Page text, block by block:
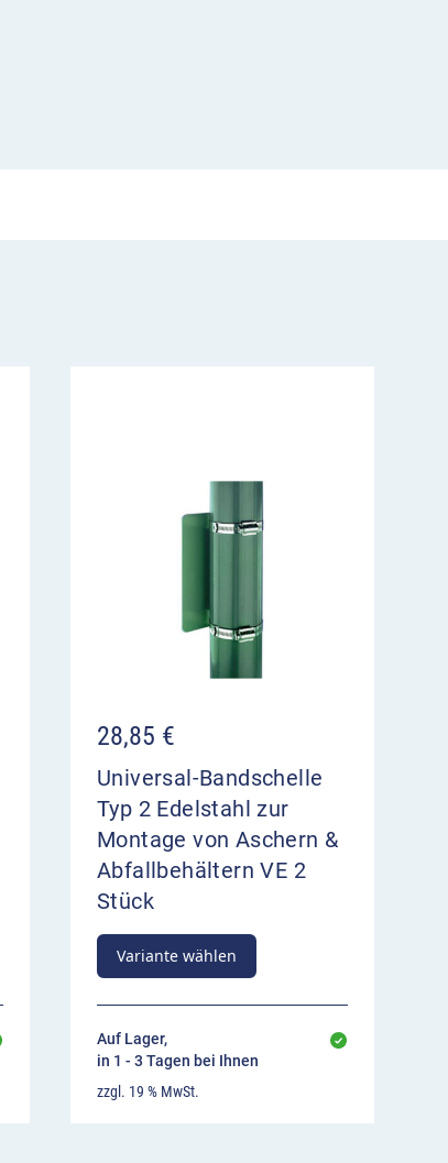
28,85 €
Universal-Bandschelle
Typ 2 Edelstahl zur
Montage von Aschern &
Abfallbehältern VE 2
Stück
Variante wählen
Auf Lager,
in 1 - 3 Tagen bei Ihnen
zzgl. 19 % MwSt.